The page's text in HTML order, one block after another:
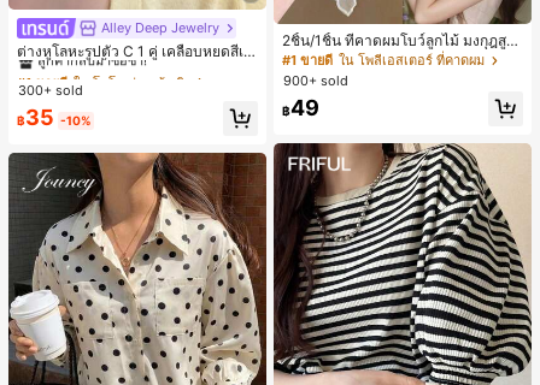
Alley Deep Jewelry
ต่างหูโลหะรูปตัว C 1 คู่ เคลือบหยดสีเห
ลือง ลายจุดสีน้ำเงิน สไตล์ยุโรปและอเม
ริกัน แฟชั่นส่วนตัว หวานและสง่างาม
ดินทาง งานแต่งงาน ปาร์ตี้ วันเกิด ของ
#1 ขายดี ใน โบโฮ ต่างหูผู้หญิง
ลูกค้ากลับมาซื้อซ้ำ!
เกือบหมดแล้ว!
#1 ขายดี ใน โบโฮ ต่างหูผู้หญิง
ลูกค้ากลับมาซื้อซ้ำ!
เกือบหมดแล้ว!
#1 ขายดี ใน โบโฮ ต่างหูผู้หญิง
ลูกค้ากลับมาซื้อซ้ำ!
เกือบหมดแล้ว!
#1 ขายดี ใน โบโฮ ต่างหูผู้หญิง
เกือบหมดแล้ว!
300+ sold
฿35 -10%
2ชิ้น/1ชิ้น ที่คาดผมโบว์ลูกไม้ มงกุฎสูง
แถบกว้าง สีดำ สีขาว สำหรับใส่ประจำ
วัน กิ๊บติดผม ยางรัดผม (ลายปักดอกไม้
จัดวางแบบสุ่ม)
#1 ขายดี ใน โพลีเอสเตอร์ ที่คาดผม
900+ sold
฿49